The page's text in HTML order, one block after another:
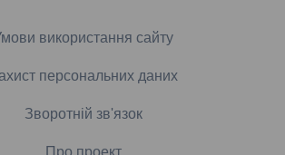
використання сайту
персональних даних
Зворотній зв'язок
Про проект